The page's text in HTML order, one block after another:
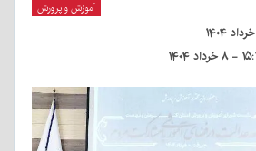
آموزش و پرورش
۱۴۰۴